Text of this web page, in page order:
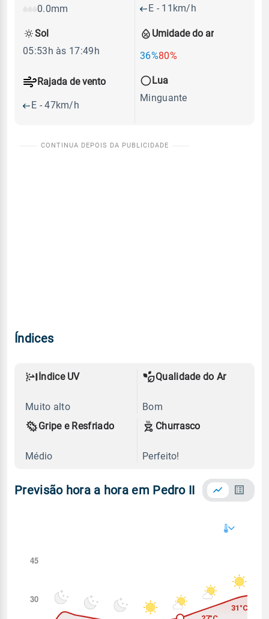
0.0mm
Umidade do ar
36%80%
E - 11km/h
Rajada de vento
E - 47km/h
Sol
05:53h às 17:49h
Lua
Minguante
Índices
Índice UV
Muito alto
Qualidade do Ar
Bom
Gripe e Resfriado
Médio
Churrasco
Perfeito!
Previsão hora a hora em Pedro II